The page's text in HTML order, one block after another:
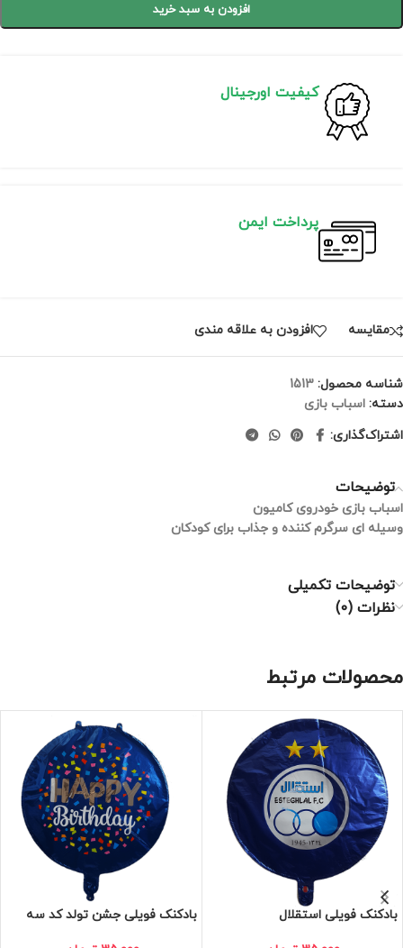
افزودن به سبد خرید
کیفیت اورجینال
پرداخت ایمن
مقايسه افزودن به علاقه مندی
شناسه محصول: 1513
دسته: اسباب بازی
اشتراک‌گذاری:
توضیحات
اسباب بازی خودروی کامیون
وسیله ای سرگرم کننده و جذاب برای کودکان
توضیحات تکمیلی
نظرات (0)
محصولات مرتبط
بادکنک فویلی استقلال بادکنک فویلی جشن تولد کد سه